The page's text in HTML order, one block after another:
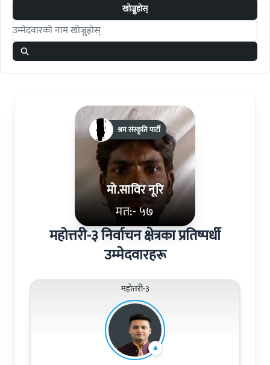
खोज्नुहोस्
Search candidates
मो.साविर नूरि
मत:- ५७
श्रम संस्कृति पार्टी
महोत्तरी-३ निर्वाचन क्षेत्रका प्रतिष्पर्धी
उम्मेदवारहरू
महोत्तरी-३